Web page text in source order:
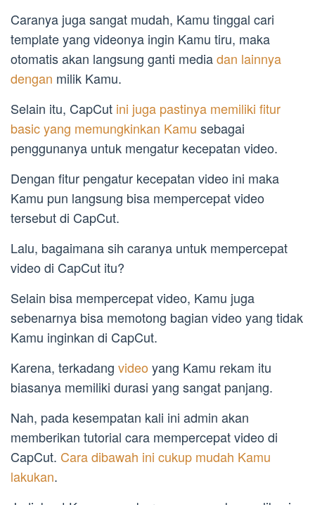
Caranya juga sangat mudah, Kamu tinggal cari
template yang videonya ingin Kamu tiru, maka
otomatis akan langsung ganti mediadan lainnya
dengan milik Kamu.
Selain itu, CapCut ini juga pastinya memiliki fitur
basic yang memungkinkan Kamu sebagai
penggunanya untuk mengatur kecepatan video.
Dengan fitur pengatur kecepatan video ini maka
Kamu pun langsung bisa mempercepat video
tersebut di CapCut.
Lalu, bagaimana sih caranya untuk mempercepat
video di CapCut itu?
Selain bisa mempercepat video, Kamu juga
sebenarnya bisa memotong bagian video yang tidak
Kamu inginkan di CapCut.
Karena, terkadang video yang Kamu rekam itu
biasanya memiliki durasi yang sangat panjang.
Nah, pada kesempatan kali ini admin akan
memberikan tutorial cara mempercepat video di
CapCut. Cara dibawah ini cukup mudah Kamu
lakukan.